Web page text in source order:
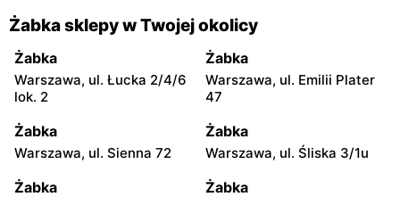
Żabka sklepy w Twojej okolicy
Żabka
Warszawa, ul. Łucka 2/4/6
lok. 2
Żabka
Warszawa, ul. Emilii Plater
47
Żabka
Warszawa, ul. Sienna 72
Żabka
Warszawa, ul. Śliska 3/1u
Żabka Żabka